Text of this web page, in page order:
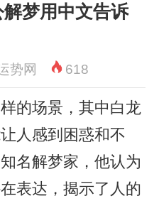
梦用中文告诉
势网 618
的场景，其中白龙
人感到困惑和不
名解梦家，他认为
表达，揭示了人的